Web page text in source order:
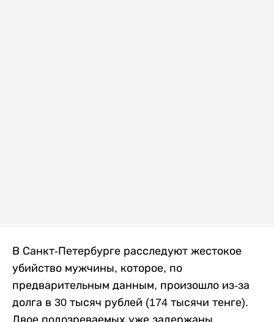
В Санкт-Петербурге расследуют жестокое
убийство мужчины, которое, по
предварительным данным, произошло из-за
долга в 30 тысяч рублей (174 тысячи тенге).
Двое подозреваемых уже задержаны,